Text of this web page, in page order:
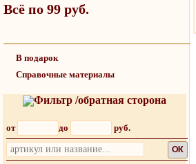
Всё по 99 руб.
В подарок
Справочные материалы
Фильтр /обратная сторона
от до руб.
OK